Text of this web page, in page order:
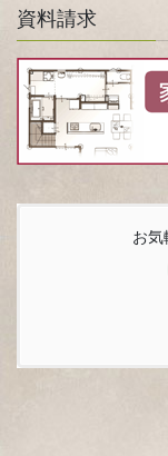
資料請求
お気